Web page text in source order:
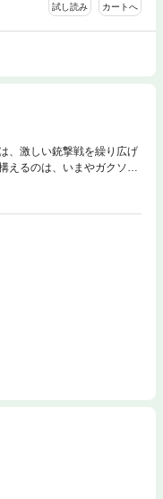
試し読み カートへ
、激しい銃撃戦を繰り広げ
えるのは、いまやガクソの
よいよ迫る！電子版特典カ